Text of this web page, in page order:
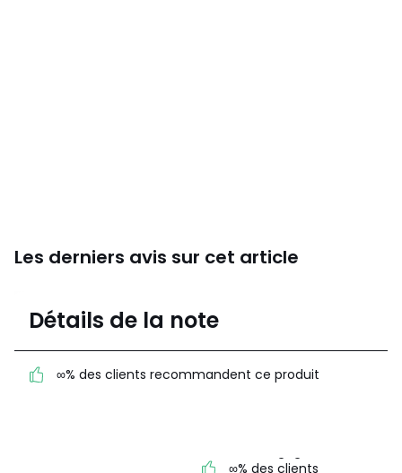
Les derniers avis sur cet article
4,9
moyenne des avis
dans toutes les
∞% des clients
Détails de la note
∞% des clients recommandent ce produit